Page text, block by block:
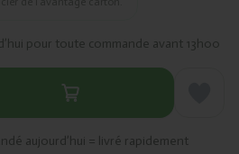
pour toute commande avant 13h00
aujourd’hui = livré rapidement